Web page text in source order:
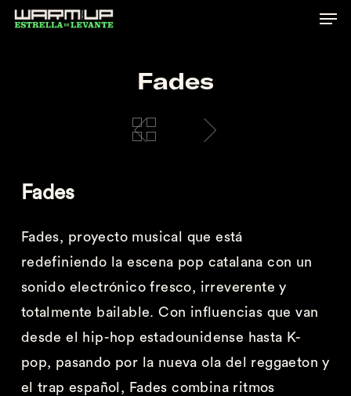
Skip
Fades
Fades
Fades, proyecto musical que está
redefiniendo la escena pop catalana con un
sonido electrónico fresco, irreverente y
totalmente bailable. Con influencias que van
desde el hip-hop estadounidense hasta K-
pop, pasando por la nueva ola del reggaeton y
eltrap español, Fades combina ritmos